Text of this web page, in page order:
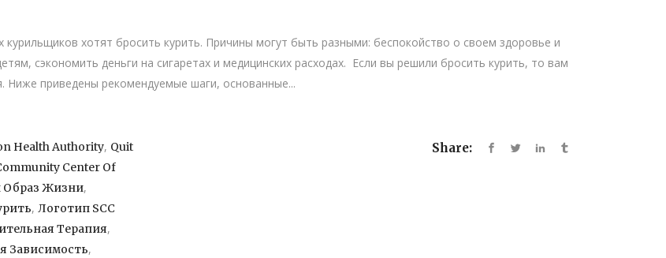
хотят бросить курить. Причины могут быть разными: беспокойство о своем здоровье и
сэкономить деньги на сигаретах и медицинских расходах. Если вы решили бросить курить, то вам
Ниже приведены рекомендуемые шаги, основанные...
Health Authority, Quit
Center Of
Образ Жизни,
, Логотип SCC
Терапия,
Зависимость,
Share: